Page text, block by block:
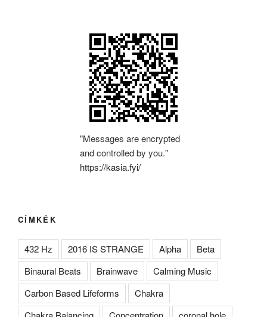
"Messages are encrypted
and controlled by you."
https://kasia.fyi/
CÍMKÉK
432 Hz 2016 IS STRANGE Alpha
Beta
Binaural Beats
Brainwave
Calming Music
Carbon Based Lifeforms
Chakra